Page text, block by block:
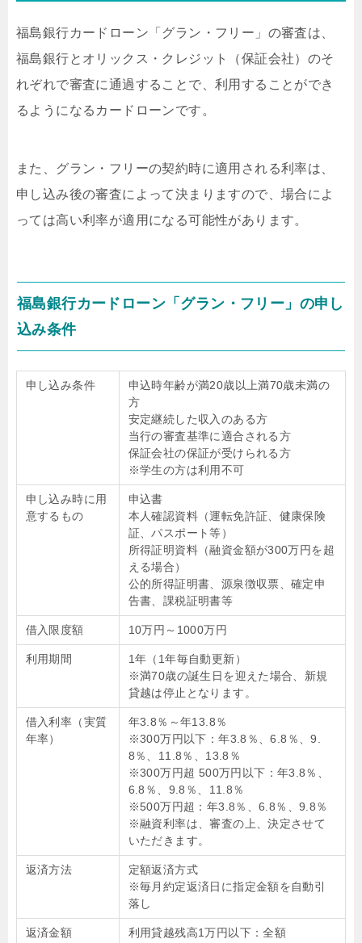
福島銀行カードローン「グラン・フリー」の審査は、
福島銀行とオリックス・クレジット（保証会社）のそ
れぞれで審査に通過することで、利用することができ
るようになるカードローンです。
また、グラン・フリーの契約時に適用される利率は、
申し込み後の審査によって決まりますので、場合によ
っては高い利率が適用になる可能性があります。
福島銀行カードローン「グラン・フリー」の申し
込み条件
申し込み条件
申込時年齢が満20歳以上満70歳未満の
方
安定継続した収入のある方
当行の審査基準に適合される方
保証会社の保証が受けられる方
※学生の方は利用不可
申し込み時に用
意するもの
申込書
本人確認資料（運転免許証、健康保険
証、パスポート等）
所得証明資料（融資金額が300万円を超
える場合）
公的所得証明書、源泉徴収票、確定申
告書、課税証明書等
借入限度額 10万円～1000万円
利用期間
1年（1年毎自動更新）
※満70歳の誕生日を迎えた場合、新規
貸越は停止となります。
借入利率（実質
年率）
年3.8％～年13.8％
※300万円以下：年3.8％、6.8％、9.
8％、11.8％、13.8％
※300万円超 500万円以下：年3.8％、
6.8％、9.8％、11.8％
※500万円超：年3.8％、6.8％、9.8％
※融資利率は、審査の上、決定させて
いただきます。
返済方法
定額返済方式
※毎月約定返済日に指定金額を自動引
落し
返済金額 利用貸越残高1万円以下：全額